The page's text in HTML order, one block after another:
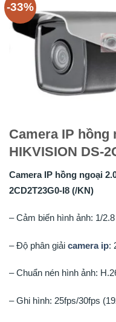
-33%
Camera IP hồng
HIKVISION DS-
Camera IP hồng ngoại
2CD2T23G0-I8 (/KN)
– Cảm biến hình ảnh: 1/
– Độ phân giải camera ip:
– Chuẩn nén hình ảnh:
– Ghi hình: 25fps/30fps